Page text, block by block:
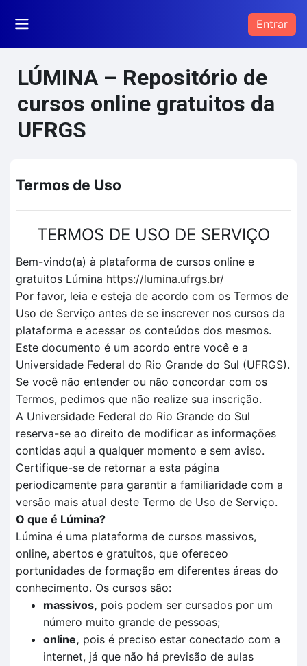
Entrar
LÚMINA – Repositório de
cursos online gratuitos da
UFRGS
Termos de Uso
TERMOS DE USO DE SERVIÇO
Bem-vindo(a) à plataforma de cursos online e
gratuitos Lúmina https://lumina.ufrgs.br/
Por favor, leia e esteja de acordo com os Termos de
Uso de Serviço antes de se inscrever nos cursos da
plataforma e acessar os conteúdos dos mesmos.
Este documento é um acordo entre você e a
Universidade Federal do Rio Grande do Sul (UFRGS).
Se você não entender ou não concordar com os
Termos, pedimos que não realize sua inscrição.
A Universidade Federal do Rio Grande do Sul
reserva-se ao direito de modificar as informações
contidas aqui a qualquer momento e sem aviso.
Certifique-se de retornar a esta página
periodicamente para garantir a familiaridade com a
versão mais atual deste Termo de Uso de Serviço.
O que é Lúmina?
Lúmina é uma plataforma de cursos massivos,
online, abertos e gratuitos, que ofereceo
portunidades de formação em diferentes áreas do
conhecimento. Os cursos são:
massivos, pois podem ser cursados por um
número muito grande de pessoas;
online, pois é preciso estar conectado com a
internet, já que não há previsão de aulas